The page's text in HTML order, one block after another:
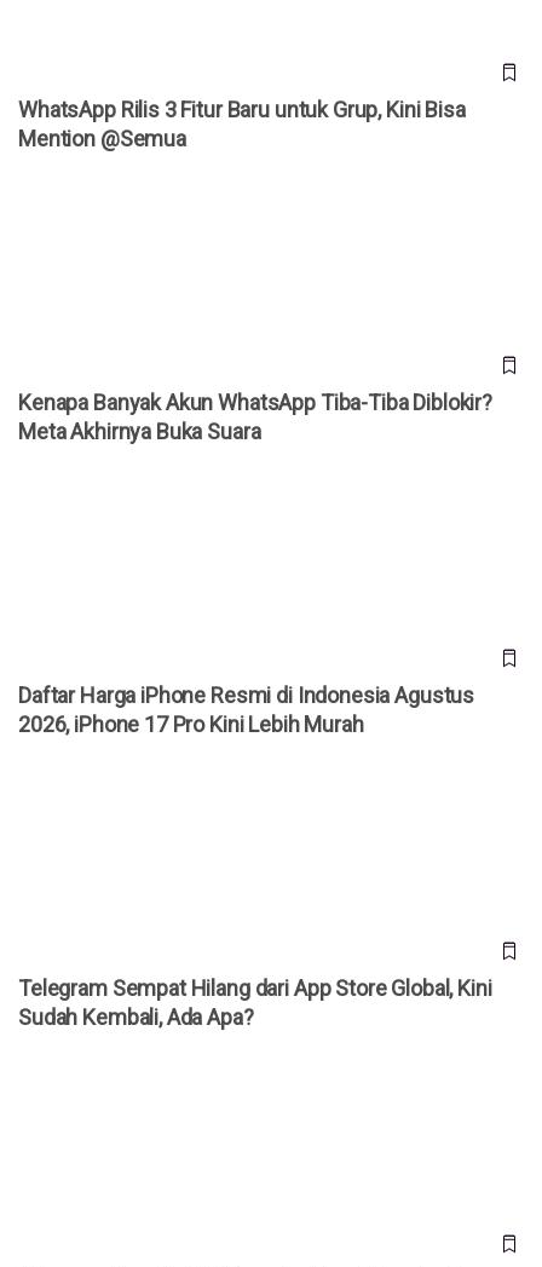
WhatsApp Rilis 3 Fitur Baru untuk Grup, Kini Bisa
Mention @Semua
Kenapa Banyak Akun WhatsApp Tiba-Tiba Diblokir?
Meta Akhirnya Buka Suara
Daftar Harga iPhone Resmi di Indonesia Agustus
2026, iPhone 17 Pro Kini Lebih Murah
Telegram Sempat Hilang dari App Store Global, Kini
Sudah Kembali, Ada Apa?